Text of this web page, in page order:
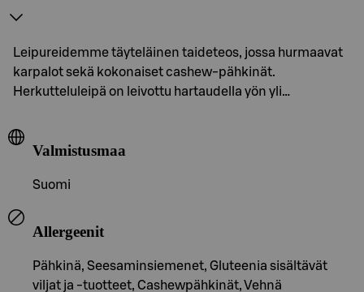
Leipureidemme täyteläinen taideteos, jossa hurmaavat
karpalot sekä kokonaiset cashew-pähkinät.
Herkutteluleipä on leivottu hartaudella yön yli…
Valmistusmaa
Suomi
Allergeenit
Pähkinä, Seesaminsiemenet, Gluteenia sisältävät
viljat ja -tuotteet, Cashewpähkinät, Vehnä